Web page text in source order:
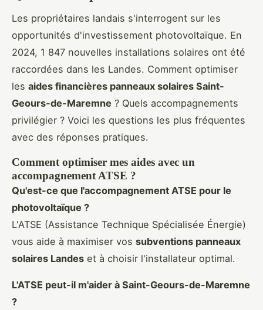
Les propriétaires landais s'interrogent sur les
opportunités d'investissement photovoltaïque. En
2024, 1 847 nouvelles installations solaires ont été
raccordées dans les Landes. Comment optimiser
les aides financières panneaux solaires Saint-
Geours-de-Maremne ? Quels accompagnements
privilégier ? Voici les questions les plus fréquentes
avec des réponses pratiques.
Comment optimiser mes aides avec un
accompagnement ATSE ?
Qu'est-ce que l'accompagnement ATSE pour le
photovoltaïque ?
L'ATSE (Assistance Technique Spécialisée Énergie)
vous aide à maximiser vos subventions panneaux
solaires Landes et à choisir l'installateur optimal.
L'ATSE peut-il m'aider à Saint-Geours-de-Maremne
?